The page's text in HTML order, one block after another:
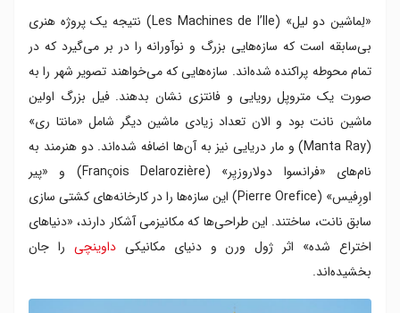
«لِماشین دو لیل» (Les Machines de l’Ile) نتیجه یک پروژه هنری
بی‌سابقه است که سازه‌هایی بزرگ و نوآورانه را در بر می‌گیرد که در
تمام محوطه پراکنده شده‌اند. سازه‌هایی که می‌خواهند تصویر شهر را به
صورت یک متروپل رویایی و فانتزی نشان بدهند. فیل بزرگ اولین
ماشین نانت بود و الان تعداد زیادی ماشین دیگر شامل «مانتا ری»
(Manta Ray) و مار دریایی نیز به آن‌ها اضافه شده‌اند. دو هنرمند به
نام‌های «فرانسوا دولاروزیِر» (François Delarozière) و «پیر
اورِفیس» (Pierre Orefice) این سازه‌ها را در کارخانه‌های کشتی سازی
سابق نانت، ساختند. این طراحی‌ها که مکانیزمی آشکار دارند، «دنیاهای
اختراع شده» اثر ژول ورن و دنیای مکانیکیداوینچی را جان
بخشیده‌اند.